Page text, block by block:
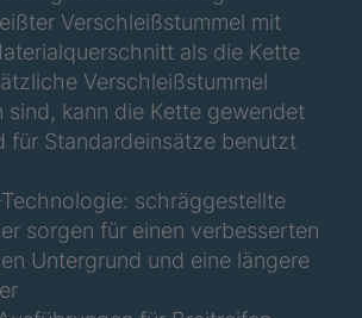
STP 148 877
F
4089238
STP 173 888
F
4089242
STP 153 877
F
4089244
STP 184 887
4089286
Verschleißstummel mit
als die Kette
Verschleißstummel
sind, kann die Kette gewendet
für Standardeinsätze benutzt
schräggestellte
sorgen für einen verbesserten
Untergrund und eine längere